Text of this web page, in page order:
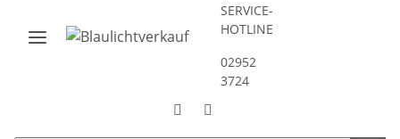
SERVICE-
HOTLINE
02952
3724